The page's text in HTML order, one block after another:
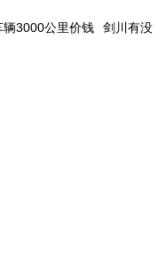
辆3000公里价钱
剑川有没